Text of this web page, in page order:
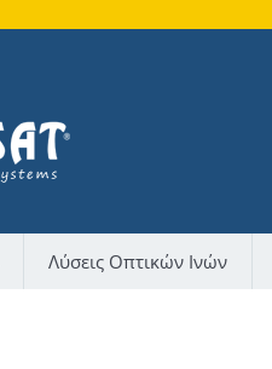
Λύσεις Οπτικών Ινών